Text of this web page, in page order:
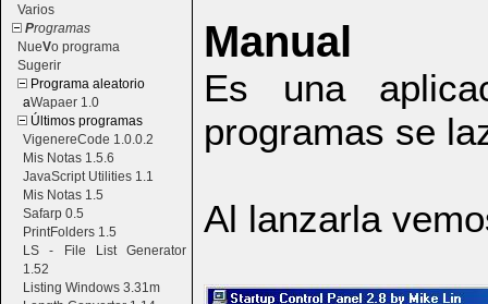
Varios
Programas
NueVo programa
Sugerir
Programa aleatorio
aWapaer 1.0
Últimos programas
VigenereCode 1.0.0.2
Mis Notas 1.5.6
JavaScript Utilities 1.1
Mis Notas 1.5
Safarp 0.5
PrintFolders 1.5
LS - File List Generator
1.52
Listing Windows 3.31m
Manual
Es una
programas se
Al lanzarla